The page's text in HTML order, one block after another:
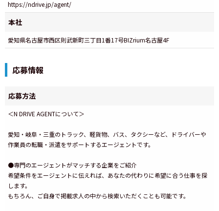
https://ndrive.jp/agent/
本社
愛知県名古屋市西区則武新町三丁目1番17号BIZrium名古屋4F
応募情報
応募方法
＜N DRIVE AGENTについて＞
愛知・岐阜・三重のトラック、軽貨物、バス、タクシーなど、ドライバーや
作業員の転職・派遣をサポートするエージェントです。
●専門のエージェントがマッチする企業をご紹介
希望条件をエージェントに伝えれば、あなたの代わりに希望に合う仕事を探
します。
もちろん、ご自身で掲載求人の中から検索いただくことも可能です。